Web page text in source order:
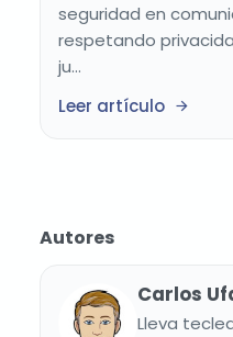
seguridad en
respetando
ju...
Leer artículo
Autores
Carlos
Lleva